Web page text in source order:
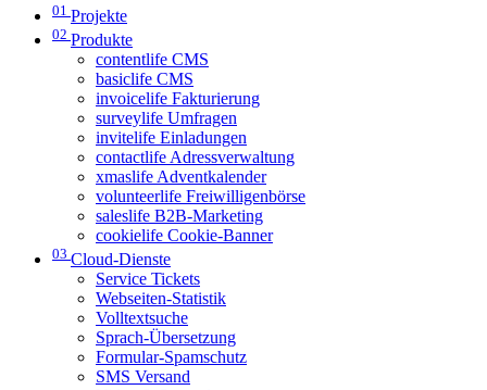
01 Projekte
02 Produkte
contentlife CMS
basiclife CMS
invoicelife Fakturierung
surveylife Umfragen
invitelife Einladungen
contactlife Adressverwaltung
xmaslife Adventkalender
volunteerlife Freiwilligenbörse
saleslife B2B-Marketing
cookielife Cookie-Banner
03 Cloud-Dienste
Service Tickets
Webseiten-Statistik
Volltextsuche
Sprach-Übersetzung
Formular-Spamschutz
SMS Versand